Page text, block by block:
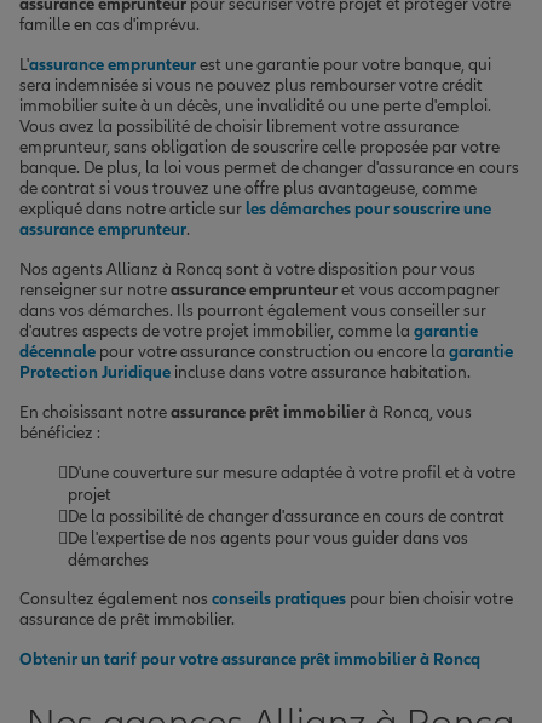
famille en cas d'imprévu.
L'assurance emprunteurest une garantie pour votre banque, qui
sera indemnisée si vous ne pouvez plus rembourser votre crédit
immobilier suite à un décès, une invalidité ou une perte d'emploi.
Vous avez la possibilité de choisir librement votre assurance
emprunteur, sans obligation de souscrire celle proposée par votre
banque. De plus, la loi vous permet de changer d'assurance en cours
de contrat si vous trouvez une offre plus avantageuse, comme
expliqué dans notre article sur les démarches pour souscrire une
assurance emprunteur.
Nos agents Allianz à Roncq sont à votre disposition pour vous
renseigner sur notreassurance emprunteuret vous accompagner
dans vos démarches. Ils pourront également vous conseiller sur
d'autres aspects de votre projet immobilier, comme la garantie
décennale pour votre assurance construction ou encore la garantie
Protection Juridique incluse dans votre assurance habitation.
En choisissant notreassurance prêt immobilierà Roncq, vous
bénéficiez :
D'une couverture sur mesure adaptée à votre profil et à votre
projet
De la possibilité de changer d'assurance en cours de contrat
De l'expertise de nos agents pour vous guider dans vos
démarches
Consultez également nos conseils pratiques pour bien choisir votre
assurance de prêt immobilier.
Obtenir un tarif pour votre assurance prêt immobilier à Roncq